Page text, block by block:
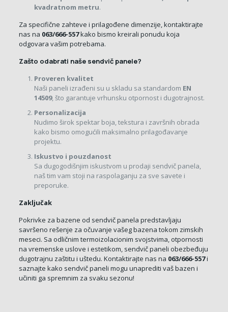
kvadratnom metru.
Za specifične zahteve i prilagođene dimenzije, kontaktirajte
nas na 063/666-557kako bismo kreirali ponudu koja
odgovara vašim potrebama.
Zašto odabrati naše sendvič panele?
Proveren kvalitet
Naši paneli izrađeni su u skladu sa standardom EN
14509, što garantuje vrhunsku otpornost i dugotrajnost.
Personalizacija
Nudimo širok spektar boja, tekstura i završnih obrada
kako bismo omogućili maksimalno prilagođavanje
projektu.
Iskustvo i pouzdanost
Sa dugogodišnjim iskustvom u prodaji sendvič panela,
naš tim vam stoji na raspolaganju za sve savete i
preporuke.
Zaključak
Pokrivke za bazene od sendvič panela predstavljaju
savršeno rešenje za očuvanje vašeg bazena tokom zimskih
meseci. Sa odličnim termoizolacionim svojstvima, otpornosti
na vremenske uslove i estetikom, sendvič paneli obezbeđuju
dugotrajnu zaštitu i uštedu. Kontaktirajte nas na 063/666-557i
saznajte kako sendvič paneli mogu unaprediti vaš bazen i
učiniti ga spremnim za svaku sezonu!